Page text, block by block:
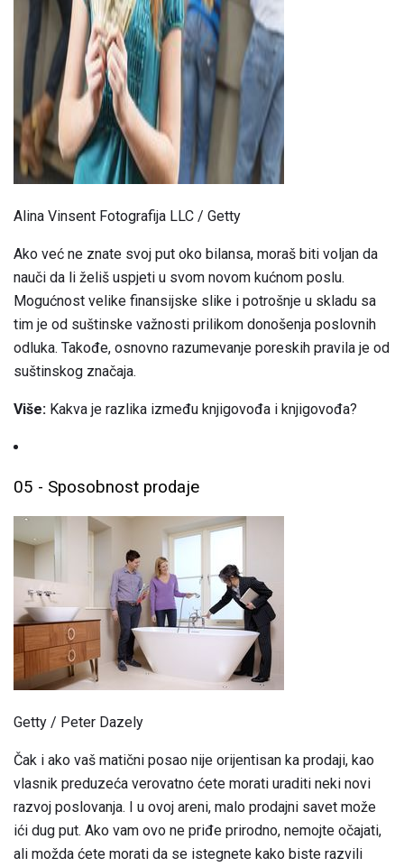
ad
Alina Vinsent Fotografija LLC / Getty
Ako već ne znate svoj put oko bilansa, moraš biti voljan da
nauči da li želiš uspjeti u svom novom kućnom poslu.
Mogućnost velike finansijske slike i potrošnje u skladu sa
tim je od suštinske važnosti prilikom donošenja poslovnih
odluka. Takođe, osnovno razumevanje poreskih pravila je od
suštinskog značaja.
Više: Kakva je razlika između knjigovođa i knjigovođa?
05 - Sposobnost prodaje
Getty / Peter Dazely
Čak i ako vaš matični posao nije orijentisan ka prodaji, kao
vlasnik preduzeća verovatno ćete morati uraditi neki novi
razvoj poslovanja. I u ovoj areni, malo prodajni savet može
ići dug put. Ako vam ovo ne priđe prirodno, nemojte očajati,
ali možda ćete morati da se istegnete kako biste razvili